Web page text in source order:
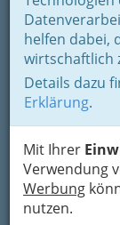
helfen dabei,
wirtschaftlich
Details dazu
Erklärung.
Mit Ihrer
Verwendung
Werbung
nutzen.
Landesinnung
Steiermark (WKO)
von A
Z wie
Obwohl Graz
natürlich